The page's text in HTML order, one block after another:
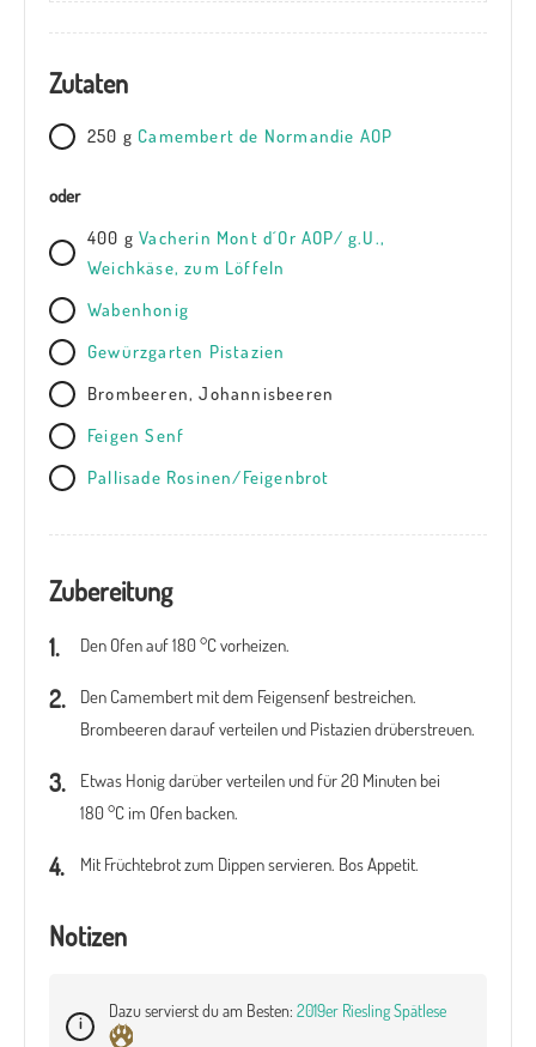
Zutaten
250 g Camembert de Normandie AOP
oder
400 gVacherin Mont d´Or AOP/ g.U.,
Weichkäse, zum Löffeln
Wabenhonig
Gewürzgarten Pistazien
Brombeeren, Johannisbeeren
Feigen Senf
Pallisade Rosinen/Feigenbrot
Zubereitung
Den Ofen auf 180 °C vorheizen.
Den Camembert mit dem Feigensenf bestreichen.
Brombeeren darauf verteilen und Pistazien drüberstreuen.
Etwas Honig darüber verteilen und für 20 Minuten bei
180 °C im Ofen backen.
Mit Früchtebrot zum Dippen servieren. Bos Appetit.
Notizen
Dazu servierst du am Besten: 2019er Riesling Spätlese